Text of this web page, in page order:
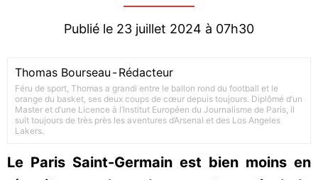
Publié le 23 juillet 2024 à 07h30
Thomas Bourseau -Rédacteur
Féru de sport, Thomas a grandi entre le ballon rond du football et le
orange du basket, ses deux coups de cœur depuis toujours. Diplômé d’un
Master et d’une Licence à l’Institut Européen du Journalisme de Paris, il
suit toujours de très près les aventures d’Arsenal et des Los Angeles
Lakers.
Le Paris Saint-Germain est bien moins en